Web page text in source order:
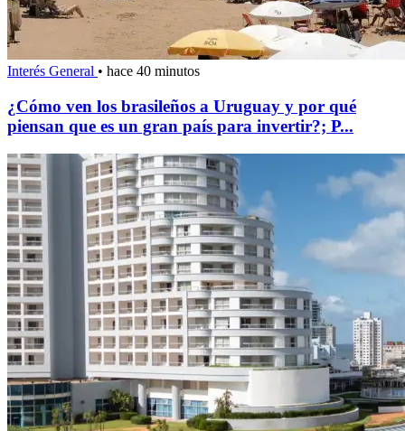
Interés General • hace 40 minutos
¿Cómo ven los brasileños a Uruguay y por qué
piensan que es un gran país para invertir?; P...